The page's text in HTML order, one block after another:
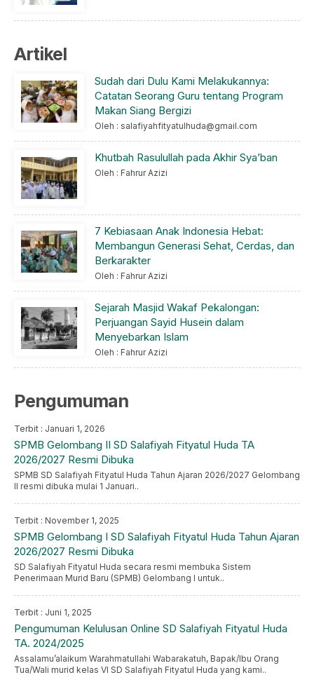
Artikel
Sudah dari Dulu Kami Melakukannya:
Catatan Seorang Guru tentang Program
Makan Siang Bergizi
Oleh : salafiyahfityatulhuda@gmail.com
Khutbah Rasulullah pada Akhir Sya’ban
Oleh : Fahrur Azizi
7 Kebiasaan Anak Indonesia Hebat:
Membangun Generasi Sehat, Cerdas, dan
Berkarakter
Oleh : Fahrur Azizi
Sejarah Masjid Wakaf Pekalongan:
Perjuangan Sayid Husein dalam
Menyebarkan Islam
Oleh : Fahrur Azizi
Pengumuman
Terbit : Januari 1, 2026
SPMB Gelombang II SD Salafiyah Fityatul Huda TA
2026/2027 Resmi Dibuka
SPMB SD Salafiyah Fityatul Huda Tahun Ajaran 2026/2027 Gelombang
II resmi dibuka mulai 1 Januari..
Terbit : November 1, 2025
SPMB Gelombang I SD Salafiyah Fityatul Huda Tahun Ajaran
2026/2027 Resmi Dibuka
SD Salafiyah Fityatul Huda secara resmi membuka Sistem
Penerimaan Murid Baru (SPMB) Gelombang I untuk..
Terbit : Juni 1, 2025
Pengumuman Kelulusan Online SD Salafiyah Fityatul Huda
TA. 2024/2025
Assalamu’alaikum Warahmatullahi Wabarakatuh, Bapak/Ibu Orang
Tua/Wali murid kelas VI SD Salafiyah Fityatul Huda yang kami..